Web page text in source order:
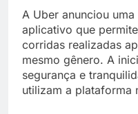
A Uber anunciou
aplicativo que
corridas realizadas
mesmo gênero. A
segurança e
utilizam a plataforma